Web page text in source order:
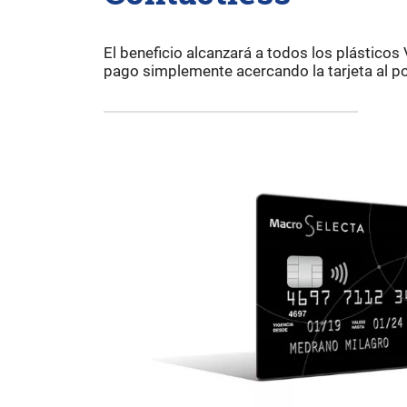
El beneficio alcanzará a todos los
pago simplemente acercando la tarjeta al